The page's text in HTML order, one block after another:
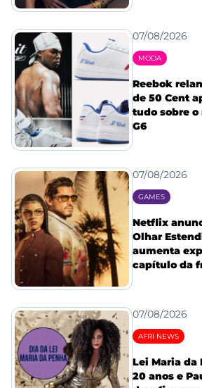
07/08/2026
MODA
Reebok
de 50 Cent
tudo sobre o
G6
07/08/2026
GAMES
Netflix
Olhar
aumenta
capítulo da
07/08/2026
AFRI NEWS
Lei Maria da
20 anos e